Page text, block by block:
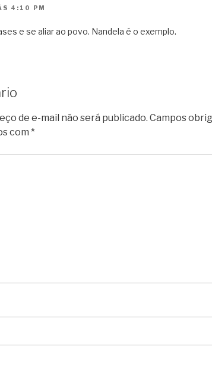
4:10 PM
e se aliar ao povo. Nandela é o exemplo.
de e-mail não será publicado. Campos
com *